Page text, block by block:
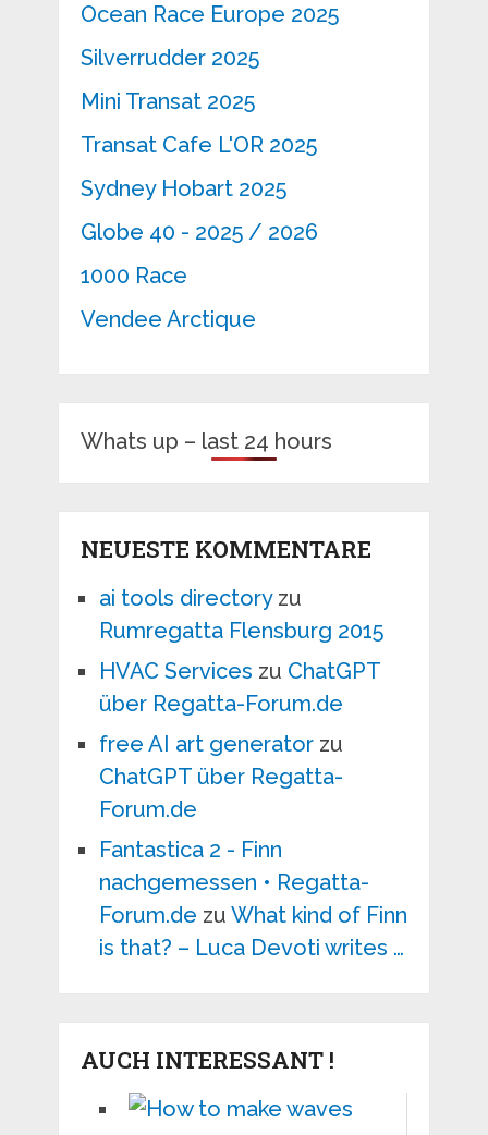
Ocean Race Europe 2025
Silverrudder 2025
Mini Transat 2025
Transat Cafe L'OR 2025
Sydney Hobart 2025
Globe 40 - 2025 / 2026
1000 Race
Vendee Arctique
Whats up – last 24 hours
NEUESTE KOMMENTARE
ai tools directoryzu
Rumregatta Flensburg 2015
HVAC Services zu ChatGPT
über Regatta-Forum.de
free AI art generatorzu
ChatGPT über Regatta-
Forum.de
Fantastica 2 - Finn
nachgemessen • Regatta-
Forum.de zu What kind of Finn
is that? – Luca Devoti writes …
AUCH INTERESSANT !